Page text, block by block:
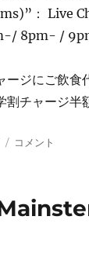
： Live
8pm- /
ージにご飲食
チャージ半
今
案
コメント